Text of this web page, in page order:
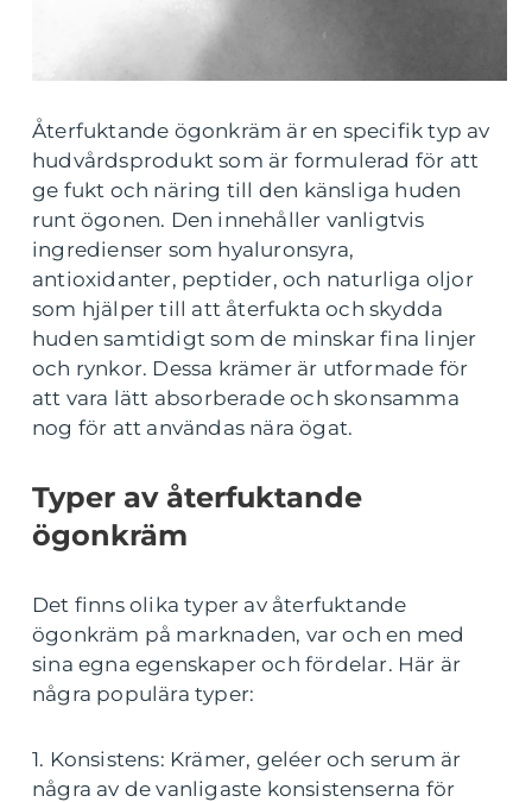
Återfuktande ögonkräm är en specifik typ av
hudvårdsprodukt som är formulerad för att
ge fukt och näring till den känsliga huden
runt ögonen. Den innehåller vanligtvis
ingredienser som hyaluronsyra,
antioxidanter, peptider, och naturliga oljor
som hjälper till att återfukta och skydda
huden samtidigt som de minskar fina linjer
och rynkor. Dessa krämer är utformade för
att vara lätt absorberade och skonsamma
nog för att användas nära ögat.
Typer av återfuktande
ögonkräm
Det finns olika typer av återfuktande
ögonkräm på marknaden, var och en med
sina egna egenskaper och fördelar. Här är
några populära typer:
1. Konsistens: Krämer, geléer och serum är
några av de vanligaste konsistenserna för